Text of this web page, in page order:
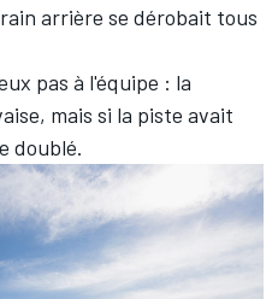
arrière se dérobait tous
pas à l'équipe : la
mais si la piste avait
doublé.